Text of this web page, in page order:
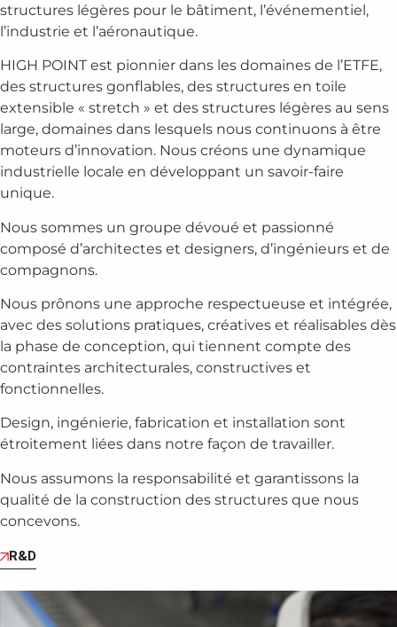
structures légères pour le bâtiment, l’événementiel,
l’industrie et l’aéronautique.
HIGH POINT est pionnier dans les domaines de l’ETFE,
des structures gonflables, des structures en toile
extensible « stretch » et des structures légères au sens
large, domaines dans lesquels nous continuons à être
moteurs d’innovation. Nous créons une dynamique
industrielle locale en développant un savoir-faire
unique.
Nous sommes un groupe dévoué et passionné
composé d’architectes et designers, d’ingénieurs et de
compagnons.
Nous prônons une approche respectueuse et intégrée,
avec des solutions pratiques, créatives et réalisables dès
la phase de conception, qui tiennent compte des
contraintes architecturales, constructives et
fonctionnelles.
Design, ingénierie, fabrication et installation sont
étroitement liées dans notre façon de travailler.
Nous assumons la responsabilité et garantissons la
qualité de la construction des structures que nous
concevons.
R&D